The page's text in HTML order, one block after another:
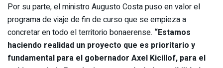
Por su parte, el ministro Augusto Costa puso en valor el
programa de viaje de fin de curso que se empieza a
concretar en todo el territorio bonaerense. “Estamos
haciendo realidad un proyecto que es prioritario y
fundamental para el gobernador Axel Kicillof, para el